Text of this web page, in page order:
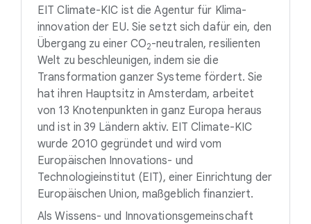
EIT Climate-KIC ist die Agentur für Klima-
innovation der EU. Sie setzt sich dafür ein, den
Übergang zu einer CO2-neutralen, resilienten
Welt zu beschleunigen, indem sie die
Transformation ganzer Systeme fördert. Sie
hat ihren Hauptsitz in Amsterdam, arbeitet
von 13 Knotenpunkten in ganz Europa heraus
und ist in 39 Ländern aktiv. EIT Climate-KIC
wurde 2010 gegründet und wird vom
Europäischen Innovations- und
Technologieinstitut (EIT), einer Einrichtung der
Europäischen Union, maßgeblich finanziert.
Als Wissens- und Innovationsgemeinschaft